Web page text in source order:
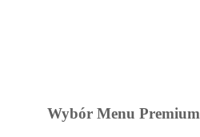
Wybór Menu Premium